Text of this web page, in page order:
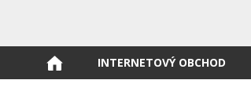
INTERNETOVÝ OBCHOD